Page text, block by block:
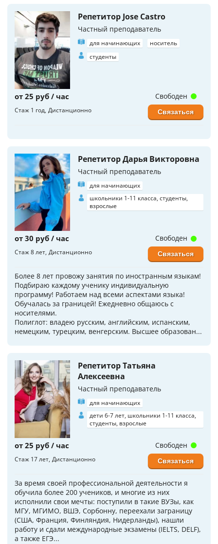
Репетитор Jose Castro
Частный преподаватель
для начинающих
носитель
студенты
от 25 руб / час
Стаж 1 год Дистанционно
Свободен
Связаться
Репетитор Дарья Викторовна
Частный преподаватель
для начинающих
школьники 1-11 класса, студенты,
взрослые
от 30 руб / час
Стаж 8 лет Дистанционно
Более 8 лет провожу занятия по иностранным языкам!
Подбираю каждому ученику индивидуальную
программу! Работаем над всеми аспектами языка!
Обучалась за границей! Ежедневно общаюсь с
носителями.
Полиглот: владею русским, английским, испанским,
немецким, турецким, венгерским. Высшее образован...
Свободен
Связаться
Репетитор Татьяна
Алексеевна
Частный преподаватель
для начинающих
дети 6-7 лет, школьники 1-11 класса,
студенты, взрослые
от 25 руб / час
Стаж 17 лет Дистанционно
За время своей профессиональной деятельности я
обучила более 200 учеников, и многие из них
исполнили свои мечты: поступили в такие ВУЗы, как
МГУ, МГИМО, ВШЭ, Сорбонну, переехали заграницу
(США, Франция, Финляндия, Нидерланды), нашли
работу и сдали международные экзамены (IELTS, DELF),
а также ЕГЭ...
Свободен
Связаться